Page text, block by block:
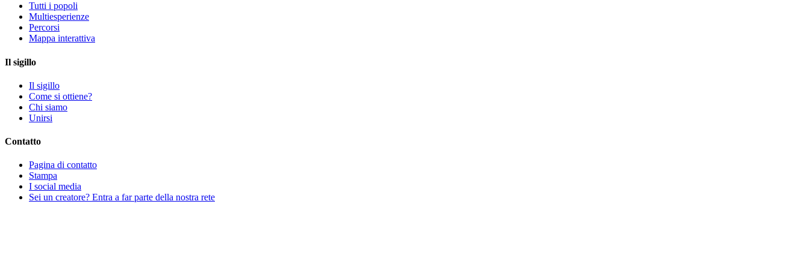
Tutti i popoli
Multiesperienze
Percorsi
Mappa interattiva
Il sigillo
Il sigillo
Come si ottiene?
Chi siamo
Unirsi
Contatto
Pagina di contatto
Stampa
I social media
Sei un creatore? Entra a far parte della nostra rete